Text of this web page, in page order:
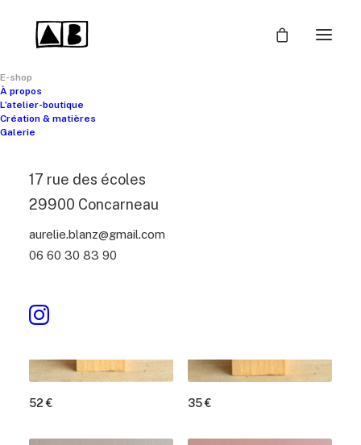
E-shop
À propos
L’atelier-boutique
Création & matières
Galerie
17 rue des écoles
29900 Concarneau
aurelie.blanz@gmail.com
06 60 30 83 90
Clear all Boucles d'oreilles
52€ 35€